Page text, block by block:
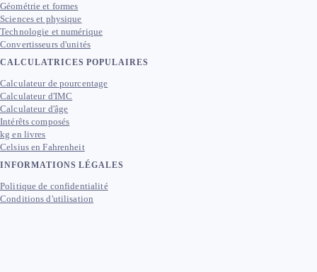
Géométrie et formes
Sciences et physique
Technologie et numérique
Convertisseurs d'unités
CALCULATRICES POPULAIRES
Calculateur de pourcentage
Calculateur d'IMC
Calculateur d'âge
Intérêts composés
kg en livres
Celsius en Fahrenheit
INFORMATIONS LÉGALES
Politique de confidentialité
Conditions d'utilisation